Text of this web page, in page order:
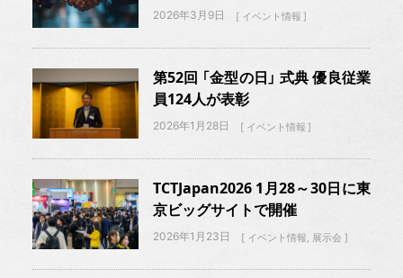
2026年3月9日 イベント情報
第52回 「金型の日」 式典 優良従業
員124人が表彰
2026年1月28日 イベント情報
TCTJapan2026 1月28～30日に東
京ビッグサイトで開催
2026年1月23日 イベント情報 展示会